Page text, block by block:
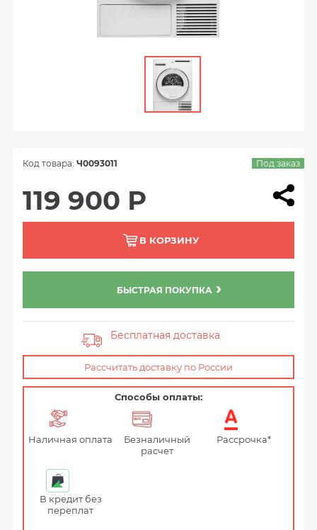
Код товара: Ч0093011 Под заказ
119 900 Р
В КОРЗИНУ
БЫСТРАЯ ПОКУПКА
Бесплатная доставка
Рассчитать доставку по России
Способы оплаты:
Наличная оплата
Безналичный
расчет
Рассрочка*
В кредит без
переплат